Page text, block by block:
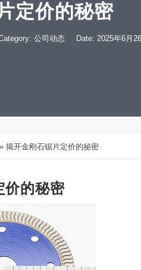
定价的秘密
公司动态 Date: 2025年6月
» 揭开金刚石锯片定价的秘密
价的秘密